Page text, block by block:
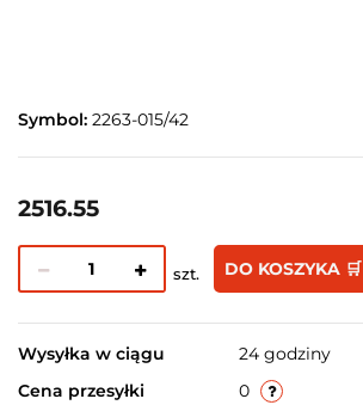
Symbol: 2263-015/42
2516.55
szt. DO KOSZYKA 🛒
Wysyłka w ciągu
24 godziny
Cena przesyłki
0